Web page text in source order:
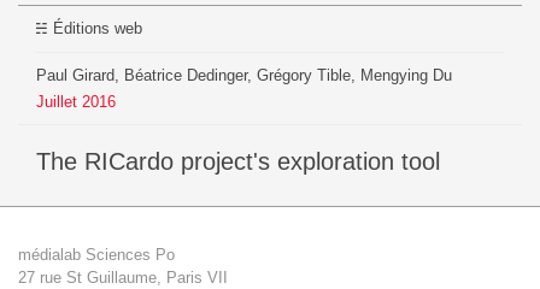
Éditions web
Paul Girard, Béatrice Dedinger, Grégory Tible, Mengying Du
Juillet 2016
The RICardo project's exploration tool
médialab Sciences Po
27 rue St Guillaume, Paris VII